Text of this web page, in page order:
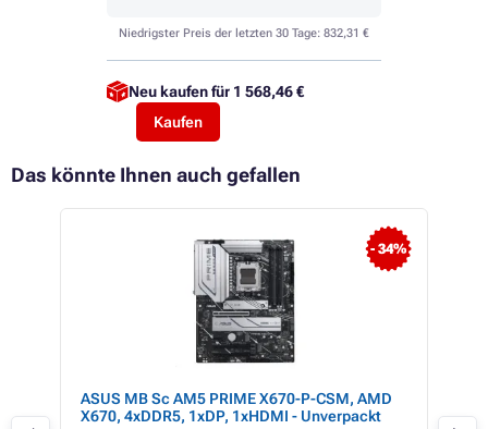
Niedrigster Preis der letzten 30 Tage: 832,31 €
Neu kaufen für 1 568,46 €
Kaufen
Das könnte Ihnen auch gefallen
- 34%
ASUS MB Sc AM5 PRIME X670-P-CSM, AMD
X670, 4xDDR5, 1xDP, 1xHDMI - Unverpackt